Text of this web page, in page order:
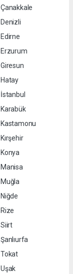
Çanakkale
Denizli
Edirne
Erzurum
Giresun
Hatay
İstanbul
Karabük
Kastamonu
Kırşehir
Konya
Manisa
Muğla
Niğde
Rize
Siirt
Şanlıurfa
Tokat
Uşak